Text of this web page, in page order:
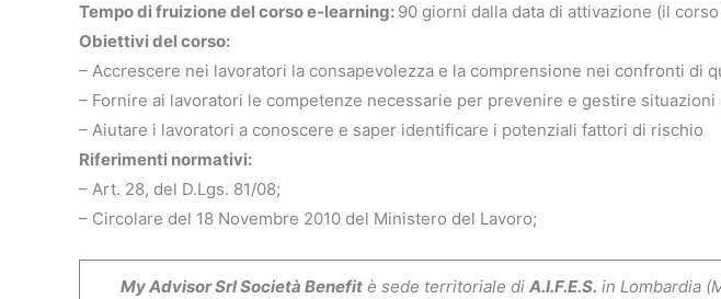
Tempo di fruizione del corso e-learning: 90 giorni dalla data di attivazione (il
Obiettivi del corso:
– Accrescere nei lavoratori la consapevolezza e la comprensione nei confronti di
– Fornire ai lavoratori le competenze necessarie per prevenire e gestire
– Aiutare i lavoratori a conoscere e saper identificare i potenziali fattori di rischio
Riferimenti normativi:
– Art. 28, del D.Lgs. 81/08;
– Circolare del 18 Novembre 2010 del Ministero del Lavoro;
My Advisor Srl Società Benefit è sede territoriale di A.I.F.E.S. in Lombardia